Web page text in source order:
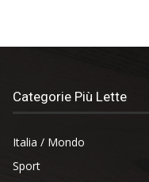
Categorie Più Lette
Italia / Mondo
Sport